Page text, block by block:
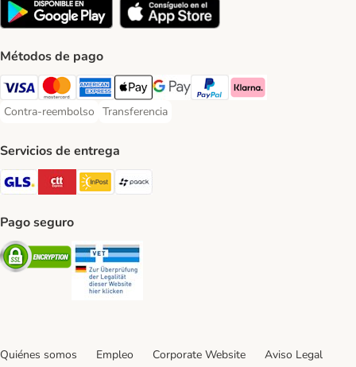
Métodos de pago
Visa Payment Method
Mastercard Payment Method
American Express Payment Method
Apple Pay Payment Method
Google Pay Payment Method
PayPal Payment Method
Klarna Payment Method
Contra-reembolso
Contra-reembolso Payment Method
Transferencia
Transferencia Payment Method
Servicios de entrega
GLS Shipping Method
CTTExpress Shipping Method
InPost Shipping Method
paack Shipping Method
Pago seguro
Security
Quiénes somos Empleo Corporate Website Aviso Legal